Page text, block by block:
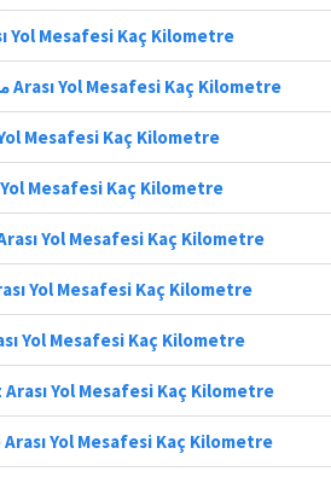
Yol Mesafesi Kaç Kilometre
Gaziantep ile محافظة حلب Arası Yol Mesafesi Kaç Kilometre
Mesafesi Kaç Kilometre
Mesafesi Kaç Kilometre
Yol Mesafesi Kaç Kilometre
Yol Mesafesi Kaç Kilometre
Yol Mesafesi Kaç Kilometre
Yol Mesafesi Kaç Kilometre
Yol Mesafesi Kaç Kilometre